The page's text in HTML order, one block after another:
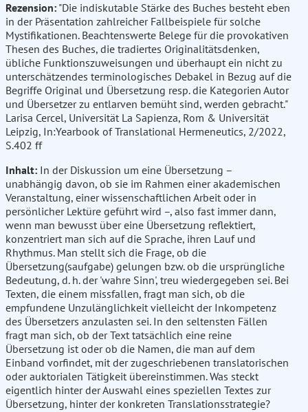
Rezension: "Die indiskutable Stärke des Buches besteht eben
in der Präsentation zahlreicher Fallbeispiele für solche
Mystifikationen. Beachtenswerte Belege für die provokativen
Thesen des Buches, die tradiertes Originalitätsdenken,
übliche Funktionszuweisungen und überhaupt ein nicht zu
unterschätzendes terminologisches Debakel in Bezug auf die
Begriffe Original und Übersetzung resp. die Kategorien Autor
und Übersetzer zu entlarven bemüht sind, werden gebracht."
Larisa Cercel, Universität La Sapienza, Rom & Universität
Leipzig, In:Yearbook of Translational Hermeneutics, 2/2022,
S.402 ff
Inhalt: In der Diskussion um eine Übersetzung –
unabhängig davon, ob sie im Rahmen einer akademischen
Veranstaltung, einer wissenschaftlichen Arbeit oder in
persönlicher Lektüre geführt wird –, also fast immer dann,
wenn man bewusst über eine Übersetzung reflektiert,
konzentriert man sich auf die Sprache, ihren Lauf und
Rhythmus. Man stellt sich die Frage, ob die
Übersetzung(saufgabe) gelungen bzw. ob die ursprüngliche
Bedeutung, d. h. der 'wahre Sinn', treu wiedergegeben sei. Bei
Texten, die einem missfallen, fragt man sich, ob die
empfundene Unzulänglichkeit vielleicht der Inkompetenz
des Übersetzers anzulasten sei. In den seltensten Fällen
fragt man sich, ob der Text tatsächlich eine reine
Übersetzung ist oder ob die Namen, die man auf dem
Einband vorfindet, mit der zugeschriebenen translatorischen
oder auktorialen Tätigkeit übereinstimmen. Was steckt
eigentlich hinter der Auswahl eines speziellen Textes zur
Übersetzung, hinter der konkreten Translationsstrategie?